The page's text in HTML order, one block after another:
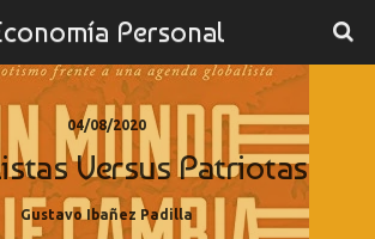
Personal
04/08/2020
Versus Patriotas
Gustavo Ibañez Padilla